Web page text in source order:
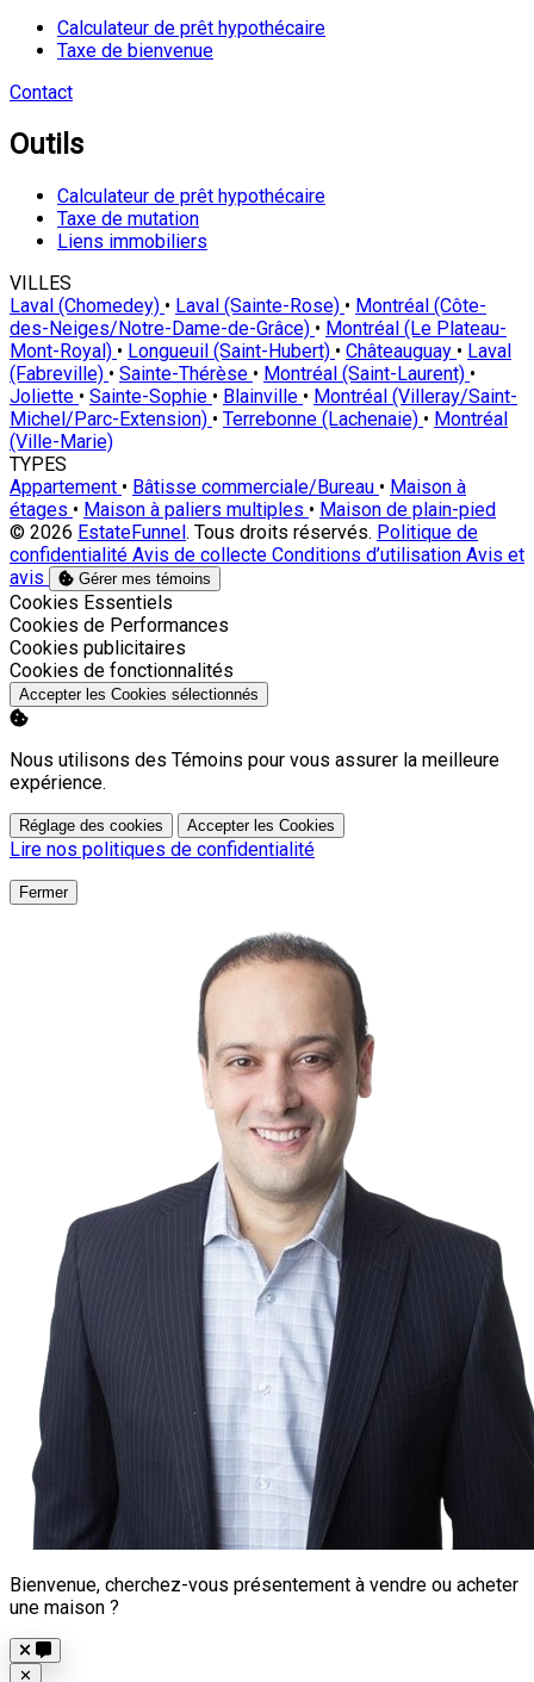
Calculateur de prêt hypothécaire
Taxe de bienvenue
Contact
Outils
Calculateur de prêt hypothécaire
Taxe de mutation
Liens immobiliers
VILLES
Laval (Chomedey) • Laval (Sainte-Rose) • Montréal (Côte-
des-Neiges/Notre-Dame-de-Grâce) • Montréal (Le Plateau-
Mont-Royal) • Longueuil (Saint-Hubert) • Châteauguay • Laval
(Fabreville) • Sainte-Thérèse • Montréal (Saint-Laurent) •
Joliette • Sainte-Sophie • Blainville • Montréal (Villeray/Saint-
Michel/Parc-Extension) • Terrebonne (Lachenaie) • Montréal
(Ville-Marie)
TYPES
Appartement • Bâtisse commerciale/Bureau • Maison à
étages • Maison à paliers multiples • Maison de plain-pied
© 2026 EstateFunnel. Tous droits réservés. Politique de
confidentialité Avis de collecte Conditions d’utilisation Avis et
avis
Gérer mes témoins
Activer
Cookies Essentiels
Activer
Cookies de Performances
Activer
Cookies publicitaires
Activer
Cookies de fonctionnalités
Accepter les Cookies sélectionnés
Nous utilisons des Témoins pour vous assurer la meilleure
expérience.
Réglage des cookies Accepter les Cookies
Lire nos politiques de confidentialité
Fermer
Bienvenue, cherchez-vous présentement à vendre ou acheter
une maison ?
Close
✕